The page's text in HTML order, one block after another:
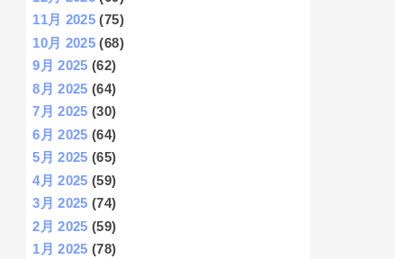
11月 2025 (75)
10月 2025 (68)
9月 2025 (62)
8月 2025 (64)
7月 2025 (30)
6月 2025 (64)
5月 2025 (65)
4月 2025 (59)
3月 2025 (74)
2月 2025 (59)
1月 2025 (78)